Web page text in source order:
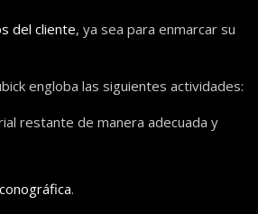
del cliente, ya sea para enmarcar su
engloba las siguientes actividades:
restante de manera adecuada y
.